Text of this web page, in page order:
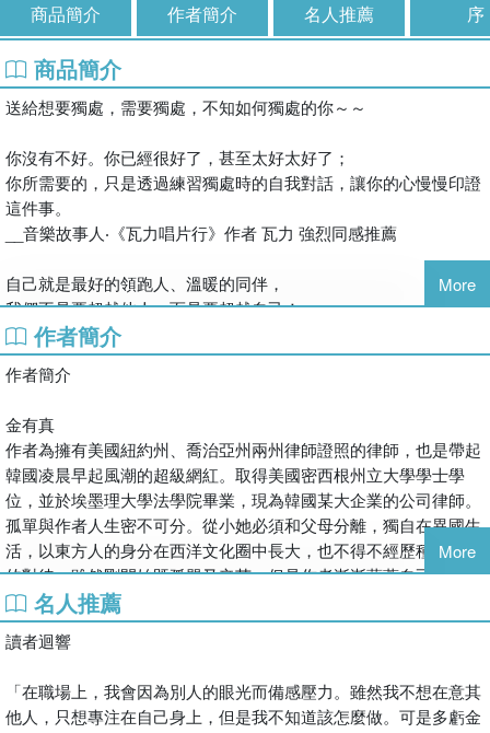
商品簡介 作者簡介 名人推薦 序
商品簡介
送給想要獨處，需要獨處，不知如何獨處的你～～
你沒有不好。你已經很好了，甚至太好太好了；
你所需要的，只是透過練習獨處時的自我對話，讓你的心慢慢印證
這件事。
__音樂故事人‧《瓦力唱片行》作者 瓦力 強烈同感推薦
自己就是最好的領跑人、溫暖的同伴，
我們不是要超越他人，而是要超越自己！
建構獨處的能力，讓你的時間變得有價值。
當我們認識自己，就能抓住人生的重心，
自己的專屬時間，不是把自己邊緣化，而是為人生創造另一個機
會。
作者金有真引領4點30分晨型人風潮，她找到自己最擅長的事，為
這件事自動早起，熱情是燃料，自律是模具，她知道自己什麼時候
需要對話？何時需要獨處？也能明白自己對獨處的需求與安放。
磨壞鞋底。身為律師身分的她，實踐獨處的能力，把「時間」動詞
化，她重新定義和練習如何把時間「送給自己」：
間。
★不要用零碎的時間來拼湊，而是固定安排寫進行事曆。
More
作者簡介
作者簡介
金有真
作者為擁有美國紐約州、喬治亞州兩州律師證照的律師，也是帶起
韓國凌晨早起風潮的超級網紅。取得美國密西根州立大學學士學
位，並於埃墨理大學法學院畢業，現為韓國某大企業的公司律師。
孤單與作者人生密不可分。從小她必須和父母分離，獨自在異國生
活，以東方人的身分在西洋文化圈中長大，也不得不經歷種族歧視
的對待。雖然剛開始既孤單又辛苦，但是作者漸漸藉著自己的專屬
時間，學會如何使用孤單這把雕刻刀，一步步雕琢出精采的自己。
對作者來說，自己就是自己最好的領跑人兼嚴格的老師和溫暖的同
伴。她的目標不在超越他人，而是超越自己，她的努力曾讓她以游
天都有幾百位觀眾的音樂劇舞台。考法學院時，她接二連三地落
榜，第一次考律師資格時，也考試失利，讓她從自暴自棄中走出
More
名人推薦
讀者迴響
「在職場上，我會因為別人的眼光而備感壓力。雖然我不想在意其
他人，只想專注在自己身上，但是我不知道該怎麼做。可是多虧金